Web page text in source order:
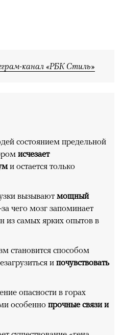
канал «РБК Стиль»
состоянием предельной
исчезает
и остается только
вызывают мощный
за чего мозг запоминает
из самых ярких опытов в
становится способом
и почувствовать
опасности в горах
особенно прочные связи и